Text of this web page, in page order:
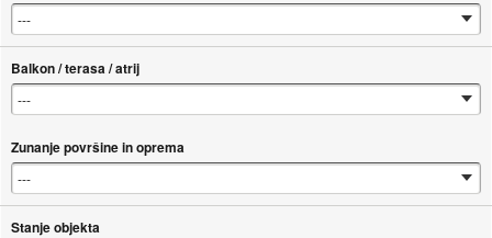
Balkon / terasa / atrij
Zunanje površine in oprema
Stanje objekta